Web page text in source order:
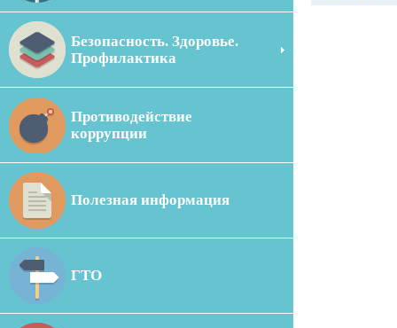
Безопасность. Здоровье.
Профилактика
Противодействие
коррупции
Полезная информация
ГТО